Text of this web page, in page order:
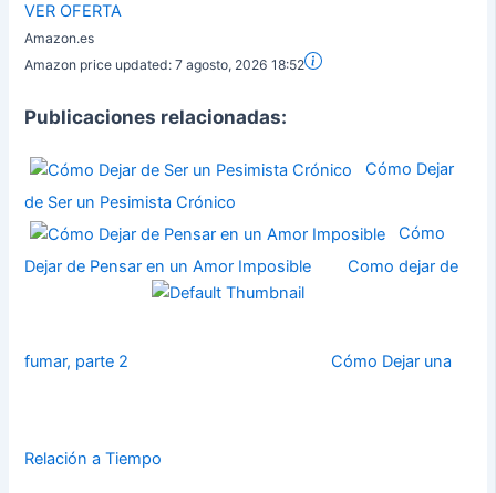
VER OFERTA
Amazon.es
Amazon price updated:7 agosto, 2026 18:52
Publicaciones relacionadas:
Cómo Dejar
de Ser un Pesimista Crónico
Cómo
Dejar de Pensar en un Amor Imposible
Como dejar de
fumar, parte 2 Cómo Dejar una
Relación a Tiempo